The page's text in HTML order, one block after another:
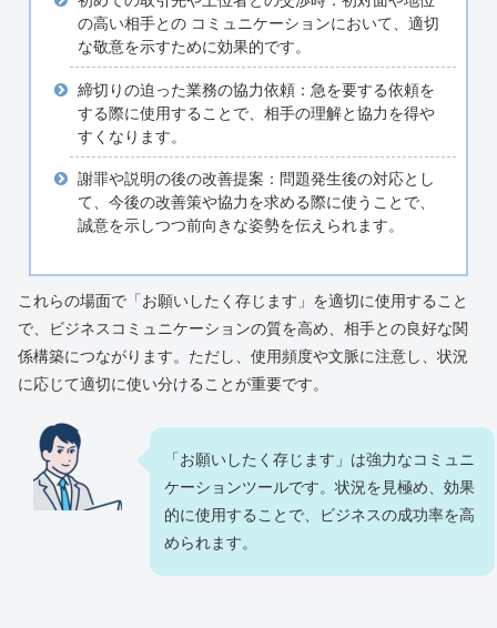
の高い相手との コミュニケーションにおいて、適切
な敬意を示すために効果的です。
締切りの迫った業務の協力依頼：急を要する依頼を
する際に使用することで、相手の理解と協力を得や
すくなります。
謝罪や説明の後の改善提案：問題発生後の対応とし
て、今後の改善策や協力を求める際に使うことで、
誠意を示しつつ前向きな姿勢を伝えられます。
これらの場面で「お願いしたく存じます」を適切に使用すること
で、ビジネスコミュニケーションの質を高め、相手との良好な関
係構築につながります。ただし、使用頻度や文脈に注意し、状況
に応じて適切に使い分けることが重要です。
「お願いしたく存じます」は強力なコミュニ
ケーションツールです。状況を見極め、効果
的に使用することで、ビジネスの成功率を高
められます。